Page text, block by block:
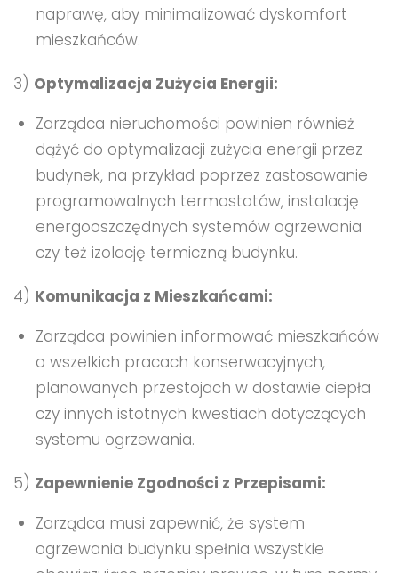
naprawę, aby minimalizować dyskomfort
mieszkańców.
3) Optymalizacja Zużycia Energii:
Zarządca nieruchomości powinien również
dążyć do optymalizacji zużycia energii przez
budynek, na przykład poprzez zastosowanie
programowalnych termostatów, instalację
energooszczędnych systemów ogrzewania
czy też izolację termiczną budynku.
4) Komunikacja z Mieszkańcami:
Zarządca powinien informować mieszkańców
o wszelkich pracach konserwacyjnych,
planowanych przestojach w dostawie ciepła
czy innych istotnych kwestiach dotyczących
systemu ogrzewania.
5) Zapewnienie Zgodności z Przepisami:
Zarządca musi zapewnić, że system
ogrzewania budynku spełnia wszystkie